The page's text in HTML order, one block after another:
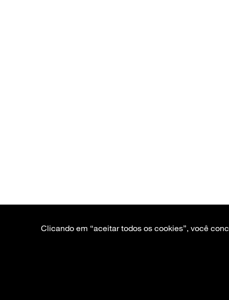
Clicando em “aceitar todos os cookies”, você